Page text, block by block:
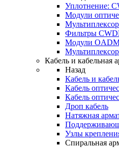
Уплотнение:
Модули
Фильтры
Модули
Кабель и кабельная
Назад
Кабель и
Кабель
Кабель
Дроп кабель
Натяжная
Узлы
Спиральная